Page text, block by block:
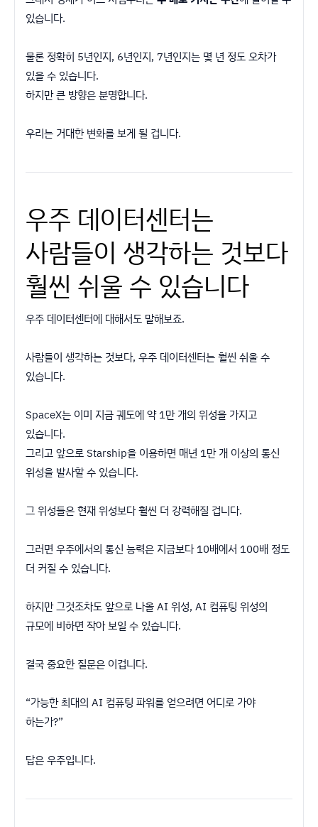
있습니다.
물론 정확히 5년인지, 6년인지, 7년인지는 몇 년 정도 오차가
있을 수 있습니다.
하지만 큰 방향은 분명합니다.
우리는 거대한 변화를 보게 될 겁니다.
우주 데이터센터는
사람들이 생각하는 것보다
훨씬 쉬울 수 있습니다
우주 데이터센터에 대해서도 말해보죠.
사람들이 생각하는 것보다, 우주 데이터센터는 훨씬 쉬울 수
있습니다.
SpaceX는 이미 지금 궤도에 약 1만 개의 위성을 가지고
있습니다.
그리고 앞으로 Starship을 이용하면 매년 1만 개 이상의 통신
위성을 발사할 수 있습니다.
그 위성들은 현재 위성보다 훨씬 더 강력해질 겁니다.
그러면 우주에서의 통신 능력은 지금보다 10배에서 100배 정도
더 커질 수 있습니다.
하지만 그것조차도 앞으로 나올 AI 위성, AI 컴퓨팅 위성의
규모에 비하면 작아 보일 수 있습니다.
결국 중요한 질문은 이겁니다.
“가능한 최대의 AI 컴퓨팅 파워를 얻으려면 어디로 가야
하는가?”
답은 우주입니다.